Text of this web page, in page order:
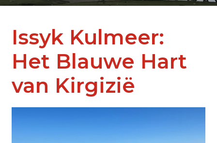
Issyk Kulmeer:
Het Blauwe Hart
van Kirgizië